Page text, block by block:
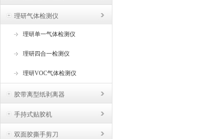
理研气体检测仪
理研单一气体检测仪
理研四合一检测仪
理研VOC气体检测仪
胶带离型纸剥离器
手持式贴胶机
双面胶撕手剪刀